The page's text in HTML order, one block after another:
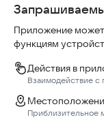
Приложение может
функциям
Действия в
Взаимодействие
Приблизительное